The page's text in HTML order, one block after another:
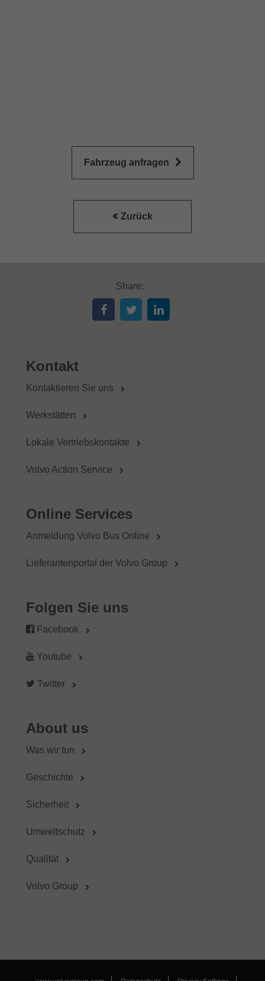
Fahrzeug anfragen
Zurück
Share:
Kontakt
Kontaktieren Sie uns
Werkstätten
Lokale Vertriebskontakte
Volvo Action Service
Online Services
Anmeldung Volvo Bus Online
Lieferantenportal der Volvo Group
Folgen Sie uns
Facebook
Youtube
Twitter
About us
Was wir tun
Geschichte
Sicherheit
Umweltschutz
Qualität
Volvo Group